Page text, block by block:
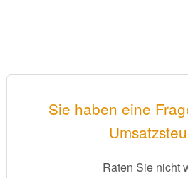
Sie haben eine
Raten Sie nicht